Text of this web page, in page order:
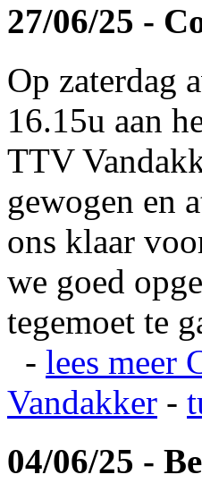
27/06/25 -
Op zaterdag
16.15u aan
TTV
gewogen en
ons klaar
we goed
tegemoet te
- lees meer
Vandakker -
04/06/25 -